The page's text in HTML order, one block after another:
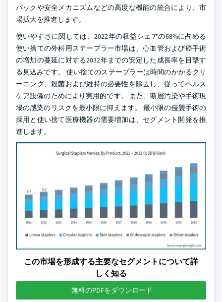
バックや安全メカニズムなどの高度な機能の統合により、市
場拡大を推進します。
使いやすさに関しては、2022年の収益シェアの68%に占める
使い捨ての外科用ステープラー市場は、心血管および癌手術
の増加の蔓延に対する2032年までの安定した成長率を目撃す
る見込みです。 使い捨てのステープラーは時間のかかるクリ
ーニング、殺菌および維持の必要性を除去し、従ってヘルス
ケア設備のためにより実用的です。 また、断層汚染や手術現
場の感染のリスクを最小限に抑えます。 最小限の侵襲手術の
採用と使い捨て医療機器の需要増加は、セグメント開発を推
進します。
この市場を形成する主要なセグメントについて詳
しく知る
無料のPDFをダウンロード